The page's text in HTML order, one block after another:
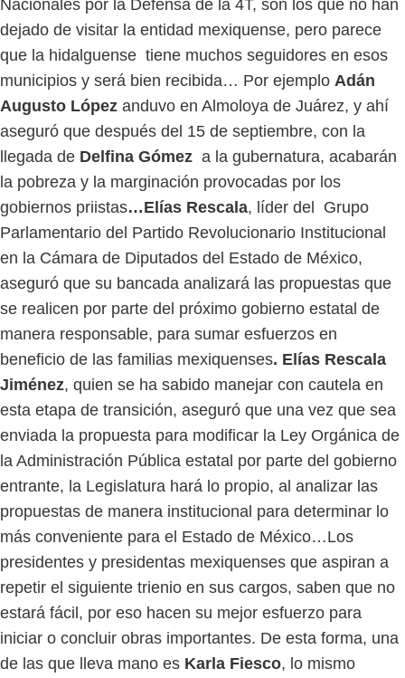
Nacionales por la Defensa de la 4T, son los que no han
dejado de visitar la entidad mexiquense, pero parece
que la hidalguense tiene muchos seguidores en esos
municipios y será bien recibida… Por ejemplo Adán
Augusto López anduvo en Almoloya de Juárez, y ahí
aseguró que después del 15 de septiembre, con la
llegada de Delfina Gómez a la gubernatura, acabarán
la pobreza y la marginación provocadas por los
gobiernos priistas…Elías Rescala, líder del Grupo
Parlamentario del Partido Revolucionario Institucional
en la Cámara de Diputados del Estado de México,
aseguró que su bancada analizará las propuestas que
se realicen por parte del próximo gobierno estatal de
manera responsable, para sumar esfuerzos en
beneficio de las familias mexiquenses. Elías Rescala
Jiménez, quien se ha sabido manejar con cautela en
esta etapa de transición, aseguró que una vez que sea
enviada la propuesta para modificar la Ley Orgánica de
la Administración Pública estatal por parte del gobierno
entrante, la Legislatura hará lo propio, al analizar las
propuestas de manera institucional para determinar lo
más conveniente para el Estado de México…Los
presidentes y presidentas mexiquenses que aspiran a
repetir el siguiente trienio en sus cargos, saben que no
estará fácil, por eso hacen su mejor esfuerzo para
iniciar o concluir obras importantes. De esta forma, una
de las que lleva mano es Karla Fiesco, lo mismo